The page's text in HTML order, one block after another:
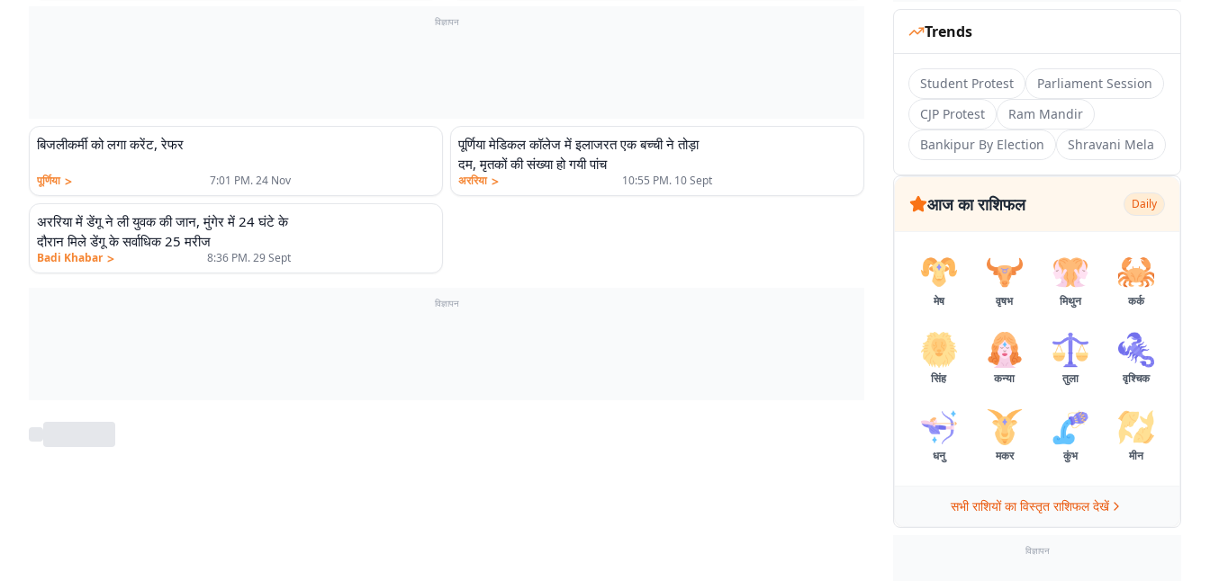
विज्ञापन
बिजलीकर्मी को लगा करेंट, रेफर
पूर्णिया > 7:01 PM. 24 Nov
पूर्णिया मेडिकल कॉलेज में इलाजरत एक बच्ची ने तोड़ा
दम, मृतकों की संख्या हो गयी पांच
अररिया > 10:55 PM. 10 Sept
अररिया में डेंगू ने ली युवक की जान, मुंगेर में 24 घंटे के
दौरान मिले डेंगू के सर्वाधिक 25 मरीज
Badi Khabar > 8:36 PM. 29 Sept
विज्ञापन
Trends
Student Protest
Parliament Session
CJP Protest
Ram Mandir
Bankipur By Election
Shravani Mela
आज का राशिफल Daily
मेष वृषभ मिथुन कर्क
सिंह कन्या तुला वृश्चिक
धनु मकर कुंभ मीन
सभी राशियों का विस्तृत राशिफल देखें
विज्ञापन